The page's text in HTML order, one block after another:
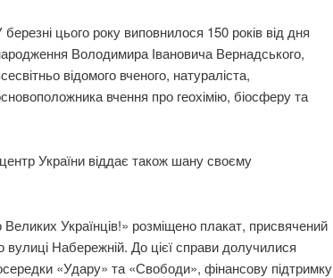
березні цього року виповнилося 150 років від дня
Володимира Івановича Вернадського,
відомого вченого, натураліста,
вчення про геохімію, біосферу та
центр України віддає також шану своєму
Українців!» розміщено плакат, присвячений
Набережній. До цієї справи долучилися
«Удару» та «Свободи», фінансову підтримку